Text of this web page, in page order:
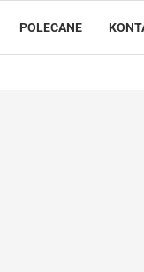
POLECANE